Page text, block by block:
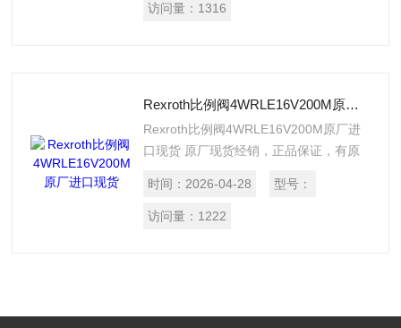
访问量： 1316
Rexroth比例阀4WRLE16V200M原厂进口现货
Rexroth比例阀4WRLE16V200M原厂进
口现货 原厂现货经销，正品保证，有原
购。
时间： 2026-04-28 型号：
访问量： 1222